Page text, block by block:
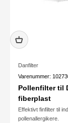
Danfilter
Varenummer:
Pollenfilter til
fiberplast
Effektivt finfilter til
pollenallergikere.